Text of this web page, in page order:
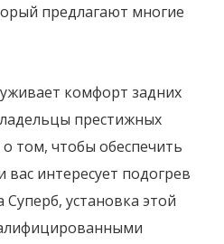
предлагают многие
комфорт задних
престижных
том, чтобы обеспечить
интересует подогрев
установка этой